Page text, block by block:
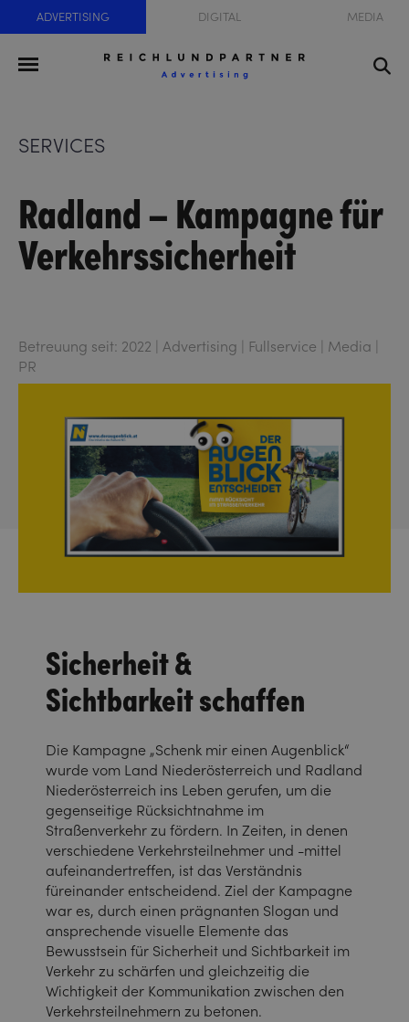
ADVERTISING DIGITAL MEDIA
SERVICES
Radland – Kampagne für
Verkehrssicherheit
Betreuung seit: 2022 | Advertising | Fullservice | Media |
PR
Sicherheit &
Sichtbarkeit schaffen
Die Kampagne „Schenk mir einen Augenblick“
wurde vom Land Niederösterreich und Radland
Niederösterreich ins Leben gerufen, um die
gegenseitige Rücksichtnahme im
Straßenverkehr zu fördern. In Zeiten, in denen
verschiedene Verkehrsteilnehmer und -mittel
aufeinandertreffen, ist das Verständnis
füreinander entscheidend. Ziel der Kampagne
war es, durch einen prägnanten Slogan und
ansprechende visuelle Elemente das
Bewusstsein für Sicherheit und Sichtbarkeit im
Verkehr zu schärfen und gleichzeitig die
Wichtigkeit der Kommunikation zwischen den
Verkehrsteilnehmern zu betonen.